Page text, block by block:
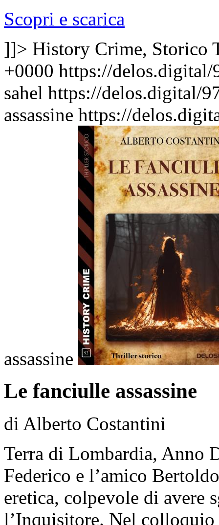
Scopri e scarica
]]> History Crime, Storico
+0000 https://
sahel https://delos.digital/
assassine https://
assassine
Le fanciulle assassine
di Alberto Costantini
Terra di Lombardia, Anno
Federico e l’amico
eretica, colpevole di avere
l’Inquisitore. Nel